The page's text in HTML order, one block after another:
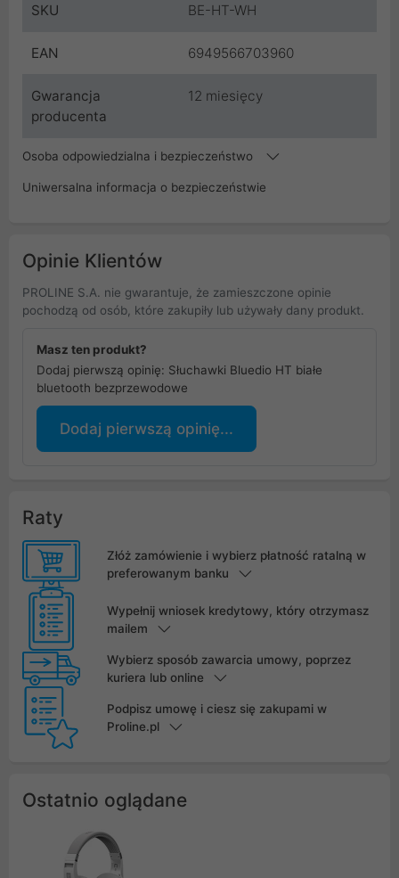
SKU BE-HT-WH
EAN 6949566703960
Gwarancja
producenta
12 miesięcy
Osoba odpowiedzialna i bezpieczeństwo
Uniwersalna informacja o bezpieczeństwie
Opinie Klientów
PROLINE S.A. nie gwarantuje, że zamieszczone opinie
pochodzą od osób, które zakupiły lub używały dany produkt.
Masz ten produkt?
Dodaj pierwszą opinię: Słuchawki Bluedio HT białe
bluetooth bezprzewodowe
Dodaj pierwszą opinię...
Raty
Złóż zamówienie i wybierz płatność ratalną w
preferowanym banku
Wypełnij wniosek kredytowy, który otrzymasz
mailem
Wybierz sposób zawarcia umowy, poprzez
kuriera lub online
Podpisz umowę i ciesz się zakupami w
Proline.pl
Ostatnio oglądane